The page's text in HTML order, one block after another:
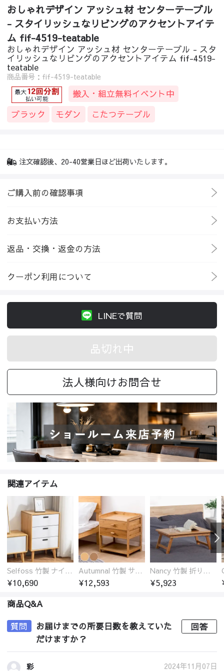
おしゃれデザイン アッシュ材 センターテーブル
- スタイリッシュなリビングのアクセントアイテ
ム fif-4519-teatable
おしゃれデザイン アッシュ材 センターテーブル - スタ
イリッシュなリビングのアクセントアイテム fif-4519-
teatable
商品番号：fif-4519-teatable
搬入・組立無料イベント中
ブラック
モダン こたつテーブル
注文確認後、20-40営業日ほど出荷いたします。
ご購入前の確認事項
お支払い方法
返品・交換・返金の方法
クーポン利用について
LINEで質問
品切れ中
法人様向けお問合せ
関連アイテム
Selfoss 竹製 ナイトテーブル
¥10,690
Autumnal 竹製 サイドテーブル ナイトテーブル 引き出し付き
¥12,593
Nancy 竹製 折りたたみ式ローテーブル センターテーブル
¥5,923
商品Q&A
質問
お届けまでの所要日数を教えていた
だけますか？
回答
彩 2024年11月07日